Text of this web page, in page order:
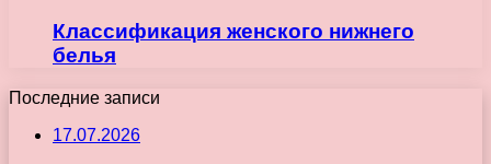
Классификация женского нижнего
белья
Последние записи
17.07.2026